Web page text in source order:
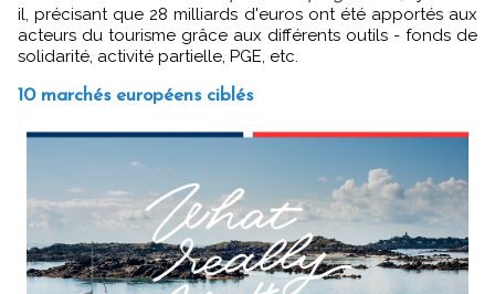
il, précisant que 28 milliards d'euros ont été apportés aux
acteurs du tourisme grâce aux différents outils - fonds de
solidarité, activité partielle, PGE, etc.
10 marchés européens ciblés